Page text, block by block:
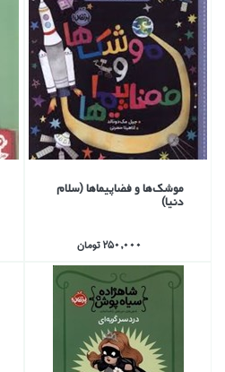
موشك‌ها و فضاپيماها (سلام
دنيا)
250,000 تومان